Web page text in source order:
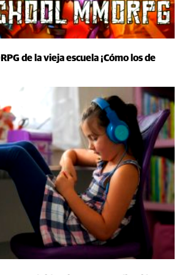
de la vieja escuela ¡Cómo los de